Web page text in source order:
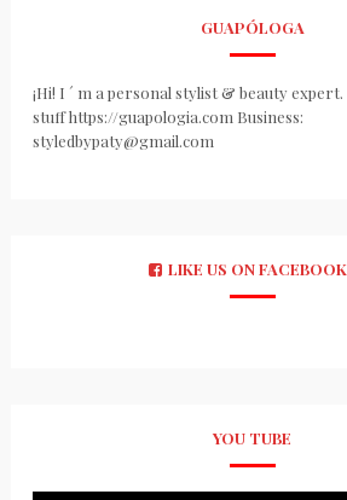
GUAPÓLOGA
¡Hi! I ´ m a personal stylist & beauty
stuff https://guapologia.com Business:
styledbypaty@gmail.com
LIKE US ON
YOU TUBE